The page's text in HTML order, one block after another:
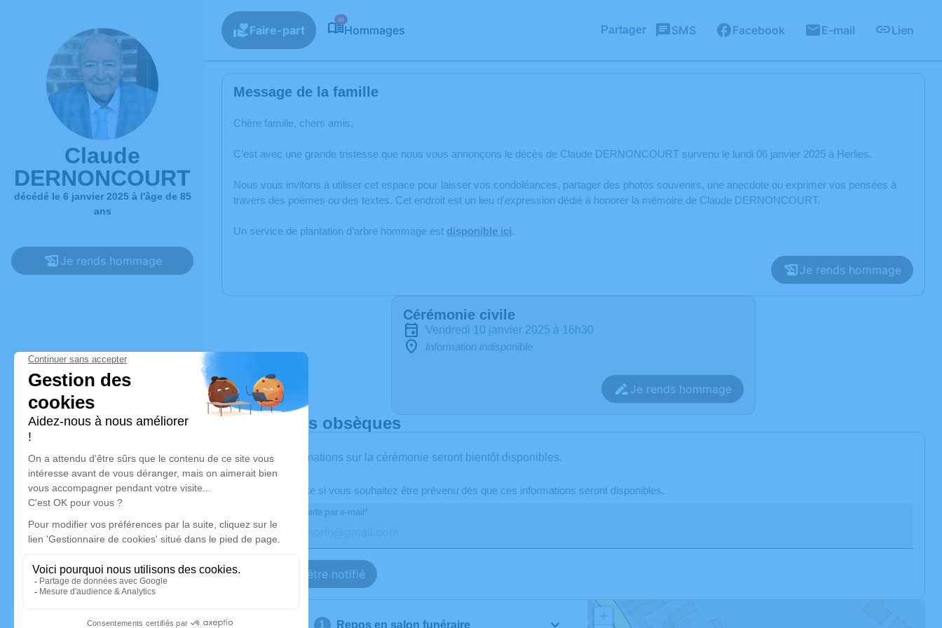
Claude
DERNONCOURT
décédé le 6 janvier 2025 à l'âge de 85
ans
Je rends hommage
Faire-part
41
Hommages Partager SMS Facebook E-mail Lien
Message de la famille
Chère famille, chers amis,
C’est avec une grande tristesse que nous vous annonçons le décès de Claude DERNONCOURT survenu le lundi 06 janvier 2025 à Herlies.
Nous vous invitons à utiliser cet espace pour laisser vos condoléances, partager des photos souvenirs, une anecdote ou exprimer vos pensées à
travers des poèmes ou des textes. Cet endroit est un lieu d'expression dédié à honorer la mémoire de Claude DERNONCOURT.
Un service de plantation d’arbre hommage est disponible ici.
Je rends hommage
Cérémonie civile
vendredi 10 janvier 2025 à 16h30
Information indisponible
Je rends hommage
Déroulé des obsèques
Les informations sur la cérémonie seront bientôt disponibles.
Activez une alerte si vous souhaitez être prévenu dès que ces informations seront disponibles.
Recevoir une alerte par e-mail*
Je veux être notifié
Repos en salon funéraire